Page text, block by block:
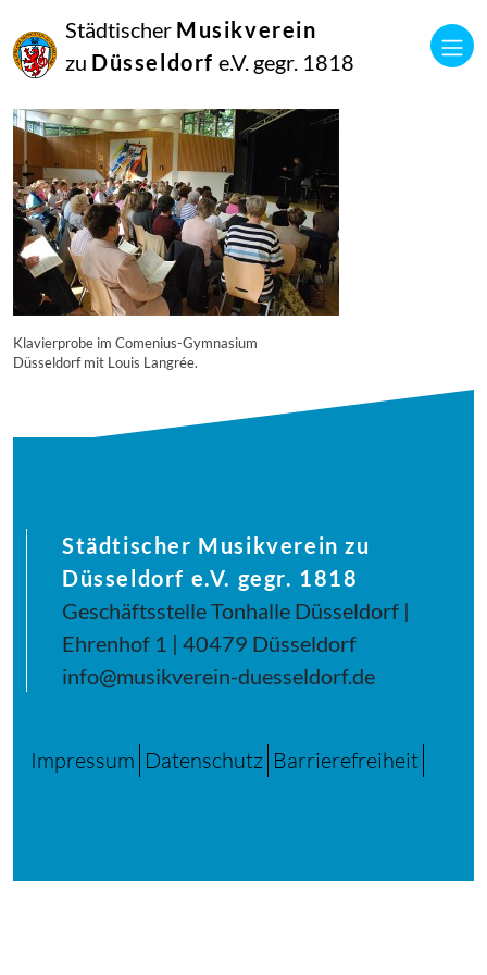
Städtischer Musikverein
zu Düsseldorf e.V. gegr. 1818
September
2014
Manfred Hill
Klavierprobe im Comenius-Gymnasium
Düsseldorf mit Louis Langrée.
Städtischer Musikverein zu
Düsseldorf e.V. gegr. 1818
Geschäftsstelle Tonhalle Düsseldorf |
Ehrenhof 1 | 40479 Düsseldorf
info@musikverein-duesseldorf.de
Impressum Datenschutz Barrierefreiheit